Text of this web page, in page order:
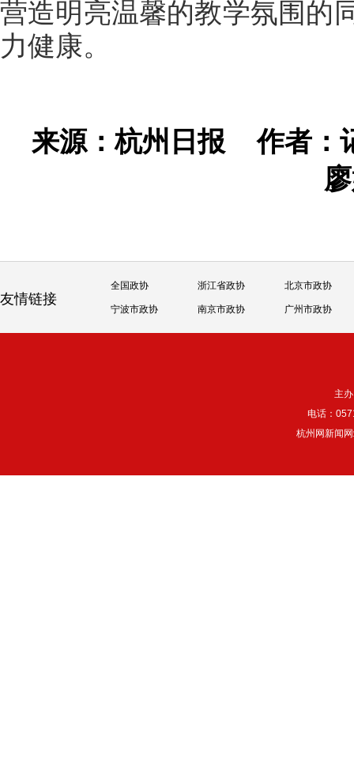
营造明亮温馨的教学氛围的
力健康。
来源：杭州日报作者：
友情链接
全国政协 浙江省政协 北京市政协
宁波市政协 南京市政协 广州市政协
主
电话：
杭州网新闻